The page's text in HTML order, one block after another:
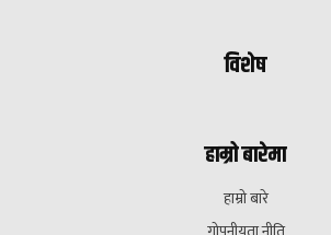
विशेष
हाम्रो बारेमा
हाम्रो बारे